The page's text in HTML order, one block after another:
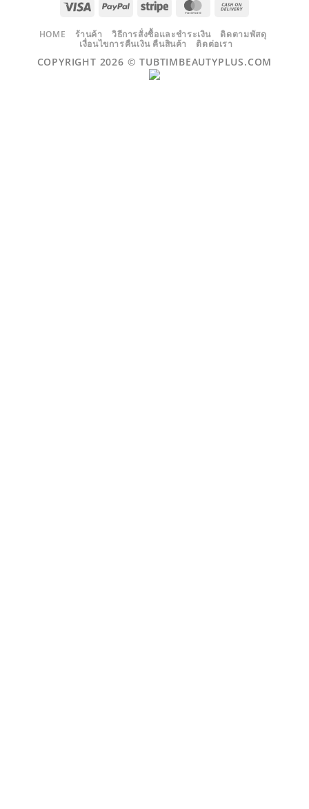
VISA PAYPALSTRIPE MASTERCARD
DELIVERY
HOME ร้านค้า วิธีการสั่งซื้อและชำระเงิน
ติดตามพัสดุ
เงื่อนไขการคืนเงิน คืนสินค้า
ติดต่อเรา
COPYRIGHT 2026 ©TUBTIMBEAUTYPLUS.COM